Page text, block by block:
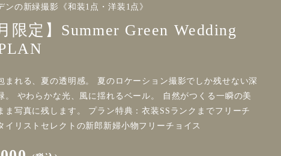
ンの新緑撮影《和装1点・洋装1点》
限定】Summer Green Wedding
まれる、夏の透明感。 夏のロケーション撮影でしか残せない深
。 やわらかな光、風に揺れるベール。 自然がつくる一瞬の美
ま写真に残します。 プラン特典：衣装SSランクまでフリーチ
イリストセレクトの新郎新婦小物フリーチョイス